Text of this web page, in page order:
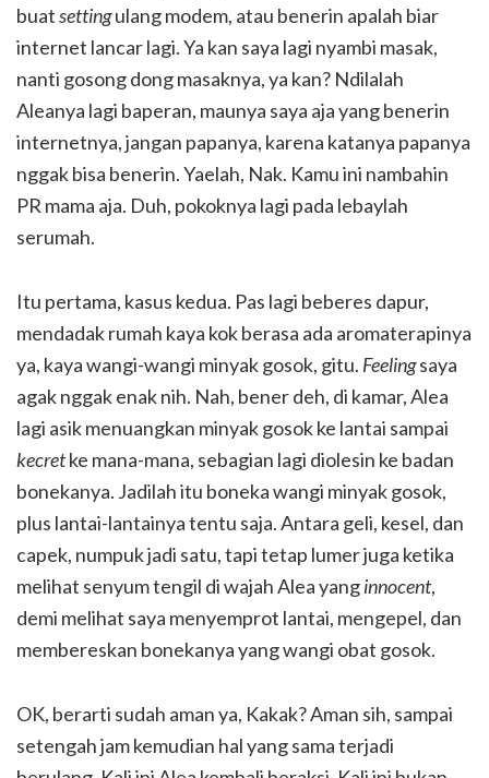
buatsettingulang modem, atau benerin apalah biar
internet lancar lagi. Ya kan saya lagi nyambi masak,
nanti gosong dong masaknya, ya kan? Ndilalah
Aleanya lagi baperan, maunya saya aja yang benerin
internetnya, jangan papanya, karena katanya papanya
nggak bisa benerin. Yaelah, Nak. Kamu ini nambahin
PR mama aja. Duh, pokoknya lagi pada lebaylah
serumah.
Itu pertama, kasus kedua. Pas lagi beberes dapur,
mendadak rumah kaya kok berasa ada aromaterapinya
ya, kaya wangi-wangi minyak gosok, gitu. Feelingsaya
agak nggak enak nih. Nah, bener deh, di kamar, Alea
lagi asik menuangkan minyak gosok ke lantai sampai
kecretke mana-mana, sebagian lagi diolesin ke badan
bonekanya. Jadilah itu boneka wangi minyak gosok,
plus lantai-lantainya tentu saja. Antara geli, kesel, dan
capek, numpuk jadi satu, tapi tetap lumer juga ketika
melihat senyum tengil di wajah Alea yanginnocent,
demi melihat saya menyemprot lantai, mengepel, dan
membereskan bonekanya yang wangi obat gosok.
OK, berarti sudah aman ya, Kakak? Aman sih, sampai
setengah jam kemudian hal yang sama terjadi